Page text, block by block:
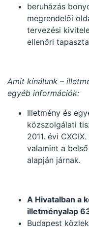
beruházás
megrendelői
tervezési
ellenőri
Amit kínálunk –
egyéb információk:
Illetmény és
közszolgálati
2011. évi
valamint a
alapján járnak.
A Hivatalban a
illetményalap
Budapest